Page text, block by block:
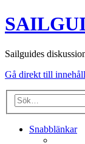
Sailguides
Gå direkt till innehåll
Snabblänkar